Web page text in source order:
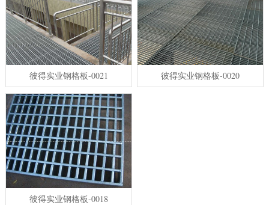
彼得实业钢格板-0021 彼得实业钢格板-0020
彼得实业钢格板-0018